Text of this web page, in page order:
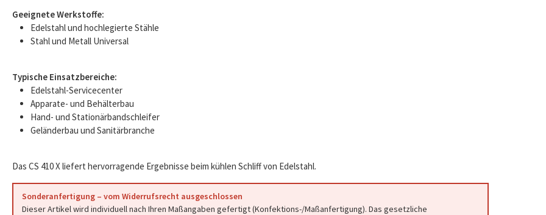
Geeignete Werkstoffe:
Edelstahl und hochlegierte Stähle
Stahl und Metall Universal
Typische Einsatzbereiche:
Edelstahl-Servicecenter
Apparate- und Behälterbau
Hand- und Stationärbandschleifer
Geländerbau und Sanitärbranche
Das CS 410 X liefert hervorragende Ergebnisse beim kühlen Schliff von Edelstahl.
Sonderanfertigung – vom Widerrufsrecht ausgeschlossen
Dieser Artikel wird individuell nach Ihren Maßangaben gefertigt (Konfektions-/Maßanfertigung). Das gesetzliche